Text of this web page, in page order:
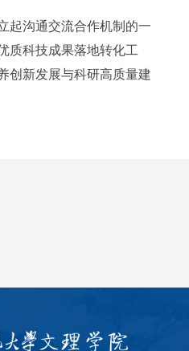
起沟通交流合作机制的一
质科技成果落地转化工
创新发展与科研高质量建